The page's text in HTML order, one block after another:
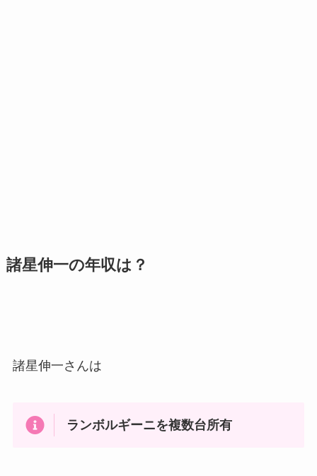
諸星伸一の年収は？
諸星伸一さんは
ランボルギーニを複数台所有